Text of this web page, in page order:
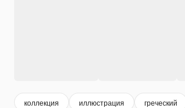
коллекция иллюстрация греческий